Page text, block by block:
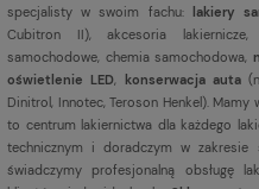
specjalisty w swoim fachu:
lakiery
Cubitron II), akcesoria
samochodowe, chemia samochodowa,
oświetlenie LED, konserwacja auta
Dinitrol, Innotec, Teroson Henkel).
to centrum lakiernictwa dla każdego
technicznym i doradczym w zakresie
świadczymy profesjonalną obsługę